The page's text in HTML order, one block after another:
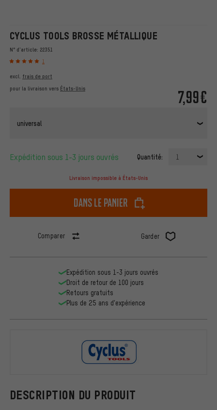
CYCLUS TOOLS BROSSE MÉTALLIQUE
N° d'article: 22351
1
7,99€
excl. frais de port
pour la livraison vers États-Unis
universal
Expédition sous 1-3 jours ouvrés Quantité: 1
Livraison impossible à États-Unis
dans le panier
Comparer Garder
DESCRIPTION DU PRODUIT
Expédition sous 1-3 jours ouvrés
Droit de retour de 100 jours
Retours gratuits
Plus de 25 ans d'expérience